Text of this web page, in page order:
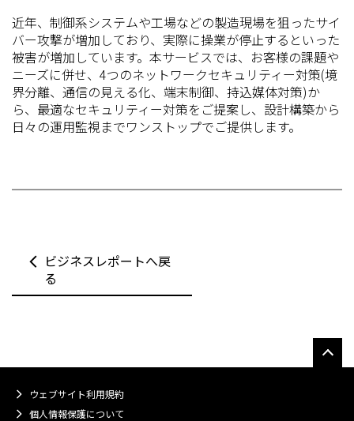
近年、制御系システムや工場などの製造現場を狙ったサイ
バー攻撃が増加しており、実際に操業が停止するといった
被害が増加しています。本サービスでは、お客様の課題や
ニーズに併せ、4つのネットワークセキュリティー対策(境
界分離、通信の見える化、端末制御、持込媒体対策)か
ら、最適なセキュリティー対策をご提案し、設計構築から
日々の運用監視までワンストップでご提供します。
ビジネスレポートへ戻
る
ウェブサイト利用規約
個人情報保護について